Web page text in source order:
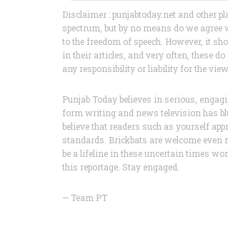
Disclaimer : punjabtoday.net and other
spectrum, but by no means do we
to the freedom of speech. However, it
in their articles, and very often, these
any responsibility or liability for the
Punjab Today believes in serious,
form writing and news television has
believe that readers such as yourself
standards. Brickbats are welcome even
be a lifeline in these uncertain times
this reportage. Stay engaged.
— Team PT